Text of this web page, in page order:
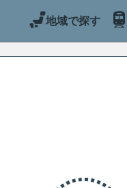
地域で探す